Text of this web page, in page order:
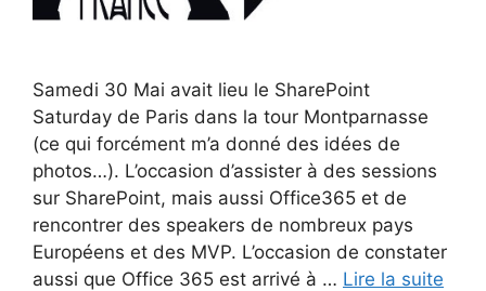
Samedi 30 Mai avait lieu le SharePoint
Saturday de Paris dans la tour Montparnasse
(ce qui forcément m’a donné des idées de
photos…). L’occasion d’assister à des sessions
sur SharePoint, mais aussi Office365 et de
rencontrer des speakers de nombreux pays
Européens et des MVP. L’occasion de constater
aussi que Office 365 est arrivé à … Lire la suite